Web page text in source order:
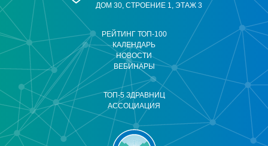
РЕЙТИНГ ТОП-100
КАЛЕНДАРЬ
НОВОСТИ
ВЕБИНАРЫ
ТОП-5 ЗДРАВНИЦ
АССОЦИАЦИЯ
ДОМ 30, СТРОЕНИЕ 1, ЭТАЖ 3